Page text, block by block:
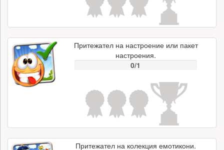
Притежател на настроение или пакет
настроения.
0/1
Притежател на колекция емотикони.